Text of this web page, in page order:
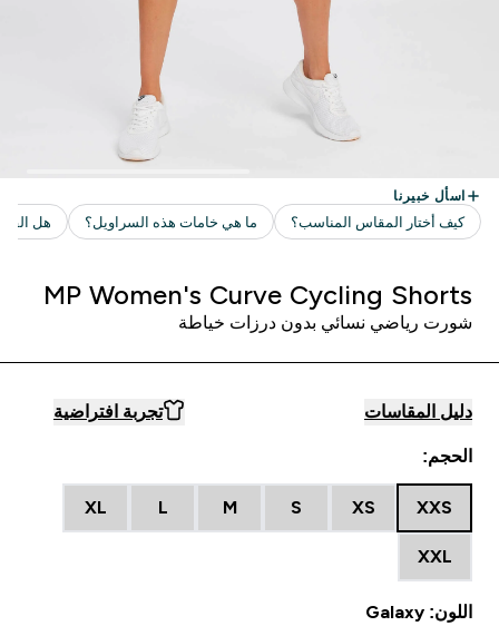
MP Women's Curve Cycling Shorts
شورت رياضي نسائي بدون درزات خياطة
دليل المقاسات تجربة افتراضية
الحجم:
XXS
XS
S
M
L
XL
XXL
اللون: Galaxy